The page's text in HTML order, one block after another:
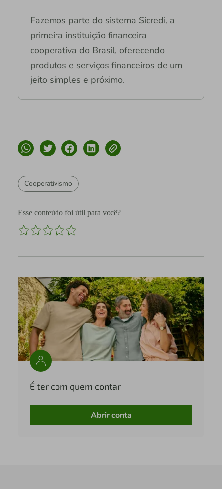
Fazemos parte do sistema Sicredi, a
primeira instituição financeira
cooperativa do Brasil, oferecendo
produtos e serviços financeiros de um
jeito simples e próximo.
Cooperativismo
Esse conteúdo foi útil para você?
É ter com quem contar
Abrir conta